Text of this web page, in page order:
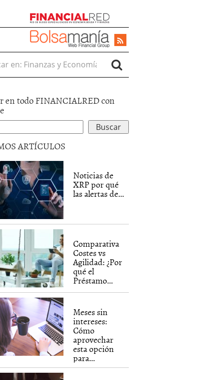
en:
en todo FINANCIALRED con
ARTÍCULOS
Noticias de
XRP por qué
las alertas de...
Comparativa
Costes vs
Agilidad: ¿Por
qué el
Préstamo...
Meses sin
intereses:
Cómo
aprovechar
esta opción
para...